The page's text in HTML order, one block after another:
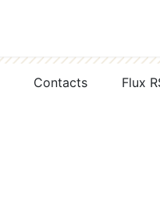
Contacts Flux